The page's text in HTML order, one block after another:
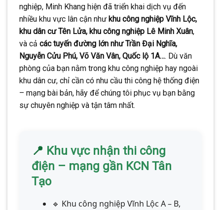
nghiệp, Minh Khang hiện đã triển khai dịch vụ đến
nhiều khu vực lân cận như khu công nghiệp Vĩnh Lộc,
khu dân cư Tên Lửa, khu công nghiệp Lê Minh Xuân,
và cả các tuyến đường lớn như Trần Đại Nghĩa,
Nguyễn Cửu Phú, Võ Văn Vân, Quốc lộ 1A…. Dù văn
phòng của bạn nằm trong khu công nghiệp hay ngoài
khu dân cư, chỉ cần có nhu cầu thi công hệ thống điện
– mạng bài bản, hãy để chúng tôi phục vụ bạn bằng
sự chuyên nghiệp và tận tâm nhất.
📍 Khu vực nhận thi công
điện – mạng gần KCN Tân
Tạo
🔹 Khu công nghiệp Vĩnh Lộc A – B,